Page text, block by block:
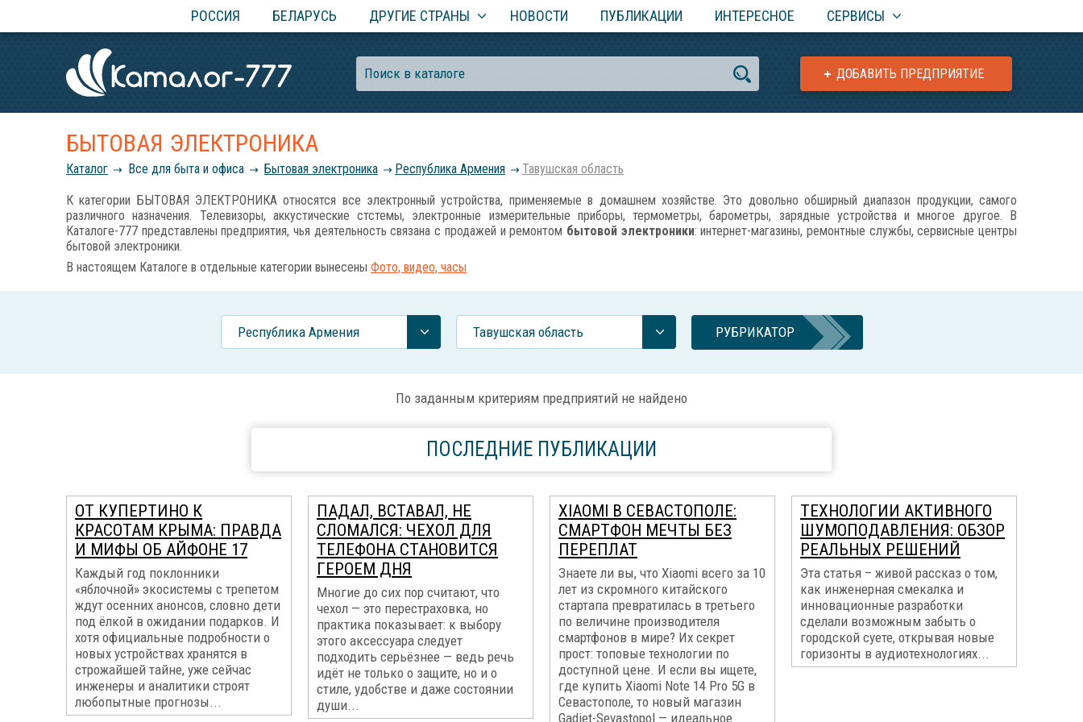
РОССИЯ БЕЛАРУСЬ ДРУГИЕ СТРАНЫ НОВОСТИ ПУБЛИКАЦИИ ИНТЕРЕСНОЕ СЕРВИСЫ
ДОБАВИТЬ ПРЕДПРИЯТИЕ
БЫТОВАЯ ЭЛЕКТРОНИКА
Каталог Все для быта и офиса Бытовая электроника Республика Армения Тавушская область
К категории БЫТОВАЯ ЭЛЕКТРОНИКА относятся все электронный устройства, применяемые в домашнем хозяйстве. Это довольно обширный диапазон продукции, самого
различного назначения. Телевизоры, аккустические стстемы, электронные измерительные приборы, термометры, барометры, зарядные устройства и многое другое. В
Каталоге-777 представлены предприятия, чья деятельность связана с продажей и ремонтом бытовой электроники: интернет-магазины, ремонтные службы, сервисные центры
бытовой электроники.
В настоящем Каталоге в отдельные категории вынесены Фото, видео, часы
Республика Армения Тавушская область РУБРИКАТОР
По заданным критериям предприятий не найдено
ПОСЛЕДНИЕ ПУБЛИКАЦИИ
ОТ КУПЕРТИНО К
КРАСОТАМ КРЫМА: ПРАВДА
И МИФЫ ОБ АЙФОНЕ 17
Каждый год поклонники
«яблочной» экосистемы с трепетом
ждут осенних анонсов, словно дети
под ёлкой в ожидании подарков. И
хотя официальные подробности о
новых устройствах хранятся в
строжайшей тайне, уже сейчас
инженеры и аналитики строят
любопытные прогнозы...
ПАДАЛ, ВСТАВАЛ, НЕ
СЛОМАЛСЯ: ЧЕХОЛ ДЛЯ
ТЕЛЕФОНА СТАНОВИТСЯ
ГЕРОЕМ ДНЯ
Многие до сих пор считают, что
чехол — это перестраховка, но
практика показывает: к выбору
этого аксессуара следует
подходить серьёзнее — ведь речь
идёт не только о защите, но и о
стиле, удобстве и даже состоянии
души...
XIAOMI В СЕВАСТОПОЛЕ:
СМАРТФОН МЕЧТЫ БЕЗ
ПЕРЕПЛАТ
Знаете ли вы, что Xiaomi всего за 10
лет из скромного китайского
стартапа превратилась в третьего
по величине производителя
смартфонов в мире? Их секрет
прост: топовые технологии по
доступной цене. И если вы ищете,
где купить Xiaomi Note 14 Pro 5G в
Севастополе, то новый магазин
Gadjet-Sevastopol — идеальное
ТЕХНОЛОГИИ АКТИВНОГО
ШУМОПОДАВЛЕНИЯ: ОБЗОР
РЕАЛЬНЫХ РЕШЕНИЙ
Эта статья – живой рассказ о том,
как инженерная смекалка и
инновационные разработки
сделали возможным забыть о
городской суете, открывая новые
горизонты в аудиотехнологиях...